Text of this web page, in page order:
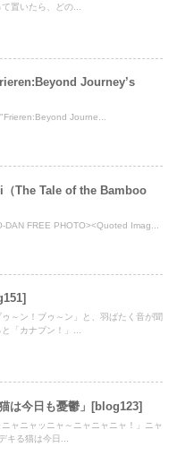
置いたら、どの...
Journey’s
Journe...
The Tale of the Bamboo
FREE PHOTO><Quoted Imag...
～ン！ブゥ～ン」と、羽ばたく音が聞
「カナブン！」...
は今日も憂鬱」[blog123]
ャニャッニャ～ニャニャニャ！」ニャ
キる猫は今日...